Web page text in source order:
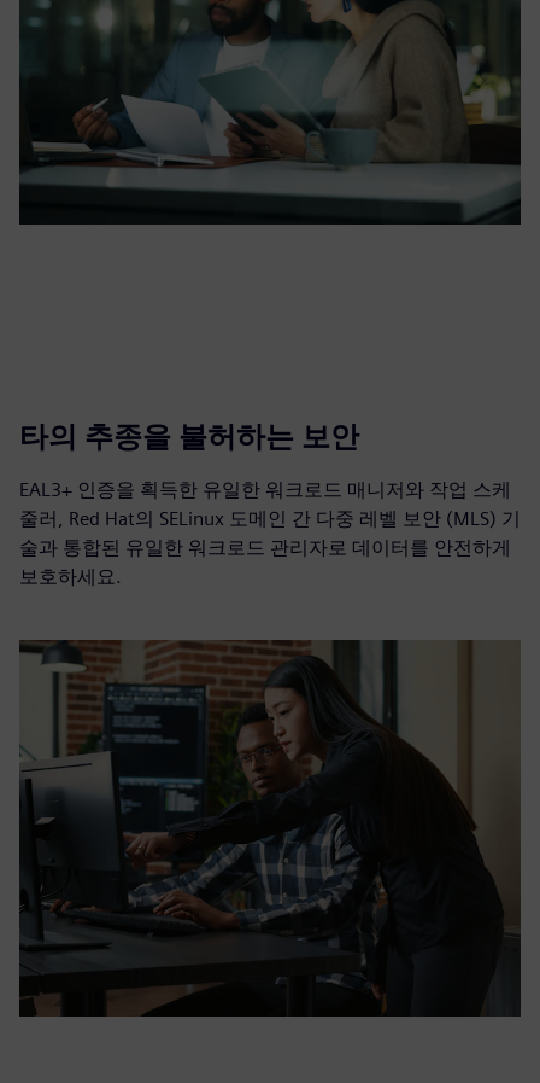
타의 추종을 불허하는 보안
EAL3+ 인증을 획득한 유일한 워크로드 매니저와 작업 스케
줄러, Red Hat의 SELinux 도메인 간 다중 레벨 보안 (MLS) 기
술과 통합된 유일한 워크로드 관리자로 데이터를 안전하게
보호하세요.